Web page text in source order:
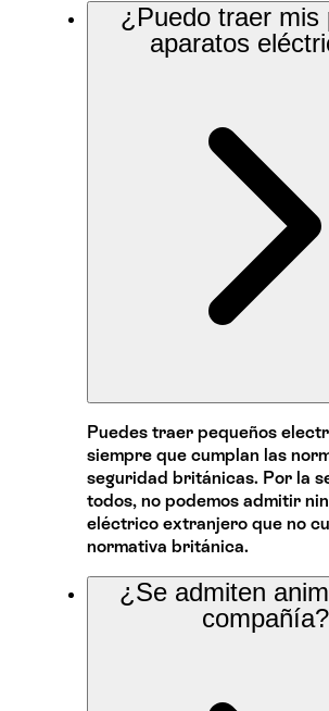
¿Puedo traer mis
aparatos
Puedes traer pequeños
siempre que cumplan las
seguridad británicas. Por la
todos, no podemos admitir
eléctrico extranjero que no
normativa británica.
¿Se admiten
compañía?